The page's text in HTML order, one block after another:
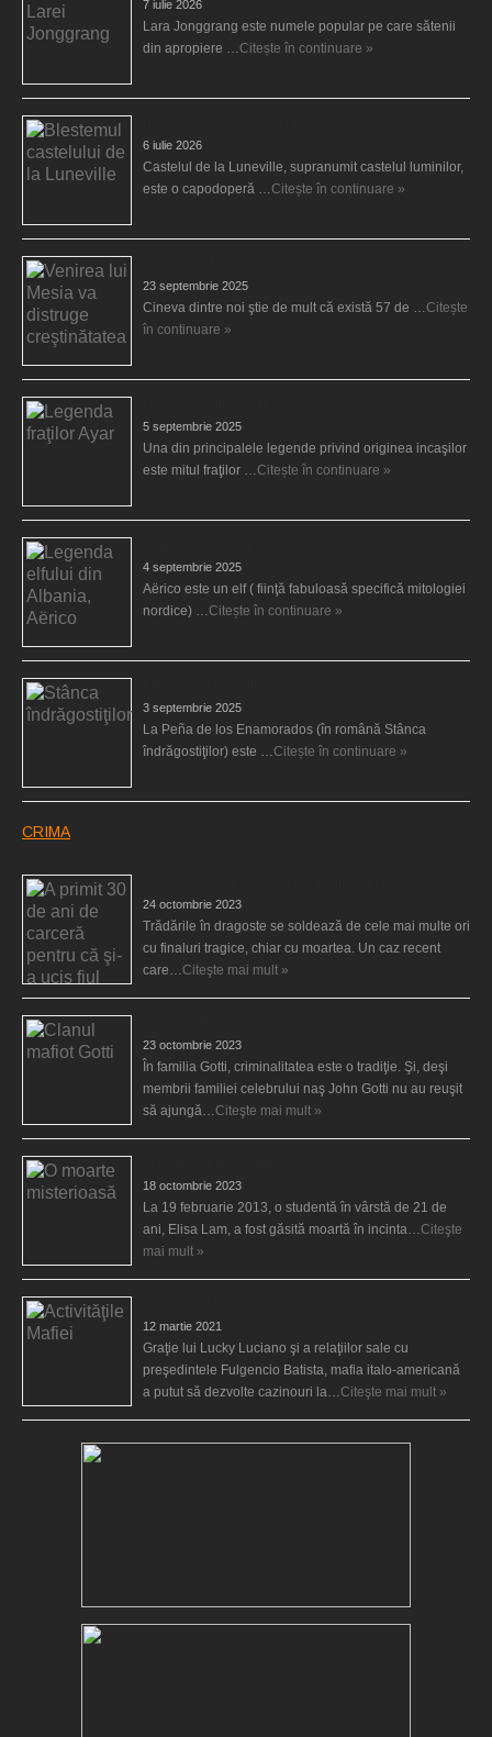
7 iulie 2026
Lara Jonggrang este numele popular pe care sătenii
din apropiere …Citește în continuare »
6 iulie 2026
Castelul de la Luneville, supranumit castelul luminilor,
este o capodoperă …Citește în continuare »
23 septembrie 2025
Cineva dintre noi ştie de mult că există 57 de …Citește
în continuare »
5 septembrie 2025
Una din principalele legende privind originea incaşilor
este mitul fraţilor …Citește în continuare »
4 septembrie 2025
Aërico este un elf ( fiinţă fabuloasă specifică mitologiei
nordice) …Citește în continuare »
3 septembrie 2025
La Peña de los Enamorados (în română Stânca
îndrăgostiţilor) este …Citește în continuare »
CRIMA
24 octombrie 2023
Trădările în dragoste se soldează de cele mai multe ori
cu finaluri tragice, chiar cu moartea. Un caz recent
care…Citeşte mai mult »
23 octombrie 2023
În familia Gotti, criminalitatea este o tradiţie. Şi, deşi
membrii familiei celebrului naş John Gotti nu au reuşit
să ajungă…Citeşte mai mult »
18 octombrie 2023
La 19 februarie 2013, o studentă în vârstă de 21 de
ani, Elisa Lam, a fost găsită moartă în incinta…Citeşte
mai mult »
12 martie 2021
Graţie lui Lucky Luciano şi a relaţiilor sale cu
preşedintele Fulgencio Batista, mafia italo-americană
a putut să dezvolte cazinouri la…Citeşte mai mult »